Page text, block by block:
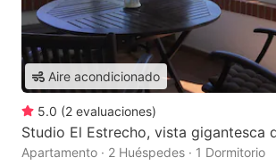
Aire acondicionado
5.0 (2 evaluaciones)
Studio El Estrecho, vista gigantesca
Apartamento · 2 Huéspedes · 1 Dormitorio